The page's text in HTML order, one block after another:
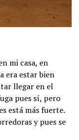
mi casa, en
era estar bien
llegar en el
pues sí, pero
está más fuerte.
y pues se